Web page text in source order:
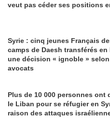
veut pas céder ses positions
Syrie : cinq jeunes Français
camps de Daesh transférés en
une décision « ignoble »
avocats
Plus de 10 000 personnes ont
le Liban pour se réfugier en
raison des attaques